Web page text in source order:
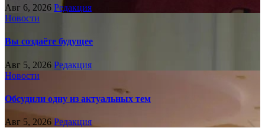
Авг 6, 2026 Редакция
Новости
Вы создаёте будущее
Авг 5, 2026 Редакция
Новости
Обсудили одну из актуальных тем
Авг 5, 2026 Редакция